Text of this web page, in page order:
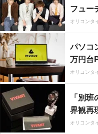
フュー
オリコンタ
パソコ
万円台
オリコンタ
「別
界観再
オリコンタ